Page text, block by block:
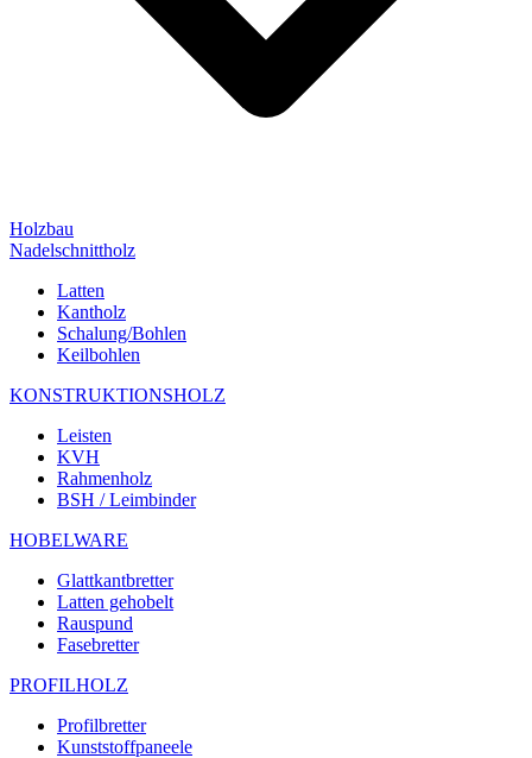
Holzbau
Nadelschnittholz
Latten
Kantholz
Schalung/Bohlen
Keilbohlen
KONSTRUKTIONSHOLZ
Leisten
KVH
Rahmenholz
BSH / Leimbinder
HOBELWARE
Glattkantbretter
Latten gehobelt
Rauspund
Fasebretter
PROFILHOLZ
Profilbretter
Kunststoffpaneele